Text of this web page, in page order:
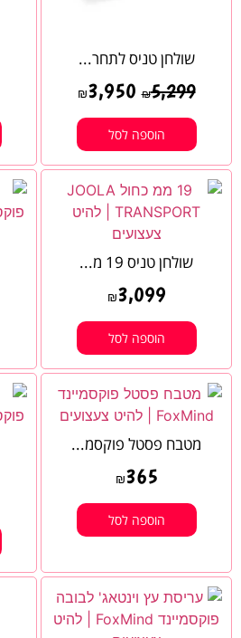
שולחן טניס לתחר...
₪5,299
₪3,950
הוספה לסל
שולחן טניס 19 מ...
₪3,099
הוספה לסל
מטבח פסטל פוקסמ...
₪365
הוספה לסל